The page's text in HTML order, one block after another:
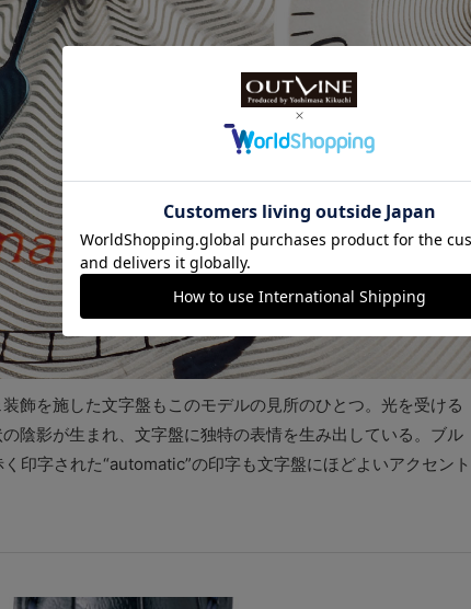
飾を施した文字盤もこのモデルの見所のひとつ。光を受ける
陰影が生まれ、文字盤に独特の表情を生み出している。ブル
印字された“automatic”の印字も文字盤にほどよいアクセント